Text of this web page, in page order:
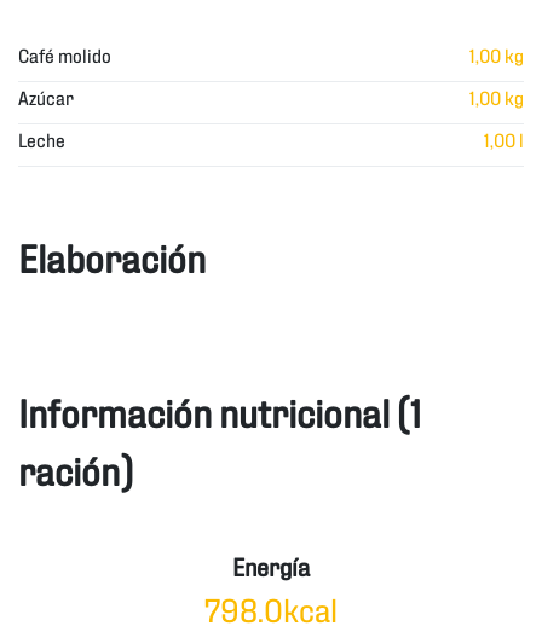
Café molido
1,00 kg
Azúcar
1,00 kg
Leche
1,00 l
Elaboración
Información nutricional (1
ración)
Energía
798.0kcal